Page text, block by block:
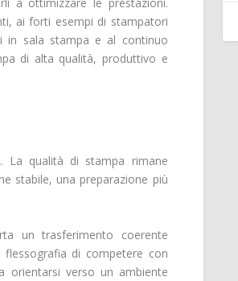
a ottimizzare le prestazioni.
ai forti esempi di stampatori
in sala stampa e al continuo
di alta qualità, produttivo e
La qualità di stampa rimane
stabile, una preparazione più
un trasferimento coerente
di competere con
orientarsi verso un ambiente